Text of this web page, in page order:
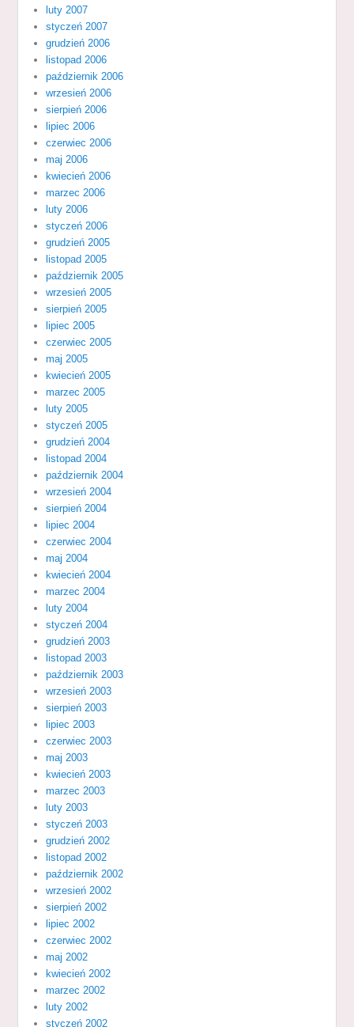
luty 2007
styczeń 2007
grudzień 2006
listopad 2006
październik 2006
wrzesień 2006
sierpień 2006
lipiec 2006
czerwiec 2006
maj 2006
kwiecień 2006
marzec 2006
luty 2006
styczeń 2006
grudzień 2005
listopad 2005
październik 2005
wrzesień 2005
sierpień 2005
lipiec 2005
czerwiec 2005
maj 2005
kwiecień 2005
marzec 2005
luty 2005
styczeń 2005
grudzień 2004
listopad 2004
październik 2004
wrzesień 2004
sierpień 2004
lipiec 2004
czerwiec 2004
maj 2004
kwiecień 2004
marzec 2004
luty 2004
styczeń 2004
grudzień 2003
listopad 2003
październik 2003
wrzesień 2003
sierpień 2003
lipiec 2003
czerwiec 2003
maj 2003
kwiecień 2003
marzec 2003
luty 2003
styczeń 2003
grudzień 2002
listopad 2002
październik 2002
wrzesień 2002
sierpień 2002
lipiec 2002
czerwiec 2002
maj 2002
kwiecień 2002
marzec 2002
luty 2002
styczeń 2002